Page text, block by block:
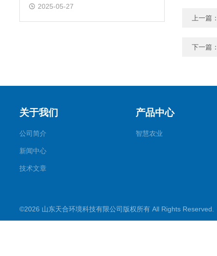
2025-05-27
上一篇
下一篇
关于我们
公司简介
新闻中心
技术文章
产品中心
智慧农业
©2026 山东天合环境科技有限公司版权所有 All Rights